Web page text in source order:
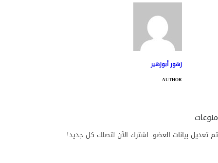
زهور أبوزهير
AUTHOR
منوعات
تم تعديل بيانات العضو. اشترك الآن لتصلك كل جديد!